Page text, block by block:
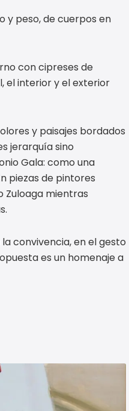
y peso, de cuerpos en
con cipreses de
el interior y el exterior
y paisajes bordados
jerarquía sino
Gala: como una
piezas de pintores
Zuloaga mientras
convivencia, en el gesto
es un homenaje a